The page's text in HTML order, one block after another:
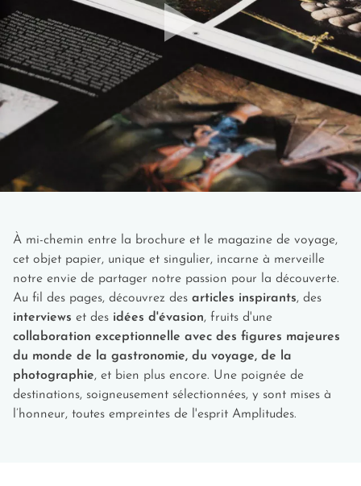
d'épaisses couvertures... Un vrai conte de fées !
Riyadh Boulevard: Ses attractions lumineuses,
ses bornes d'arcades exaltantes et ses stands de
glaces à chaque coin de rue. Une soirée ludique
et animée, idéale pour les fans de jeux vidéos et
de réalité augmentée.
Adolescents (dès 13 ans)
Un atelier de gravure sur pierre à Jabal
Une matinée snorkeling dans la
mer Rouge
Ici, les courants sont faibles et les poissons
aventureux ! Une eau transparente, parfaite pour
observer les fonds marins et les coraux en toute
sécurité.
La magie ultime d'un vol en montgolfière
Flotter en douceur au-dessus des paysages
majestueux de l’Arabie saoudite. Un moment de
sérénité et d’émerveillement à vivre et à
partager dans l'oasis d'AlUla.
À mi-chemin entre la brochure et le magazine de voyage,
cet objet papier, unique et singulier, incarne à merveille
notre envie de partager notre passion pour la découverte.
Au fil des pages, découvrez des articles inspirants, des
interviews et des idées d'évasion, fruits d'une
collaboration exceptionnelle avec des figures majeures
du monde de la gastronomie, du voyage, de la
photographie, et bien plus encore. Une poignée de
destinations, soigneusement sélectionnées, y sont mises à
l’honneur, toutes empreintes de l'esprit Amplitudes.